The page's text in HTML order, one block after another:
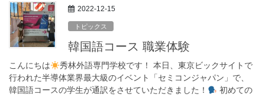
企業の方へ
Q&A +
アクセス
2022-12-15
トピックス
韓国語コース 職業体験
こんにちは
秀林外語専門学校です！ 本日、東京ビックサイトで
行われた半導体業界最大級のイベント「セミコンジャパン」で、
韓国語コースの学生が通訳をさせていただきました！
初めての